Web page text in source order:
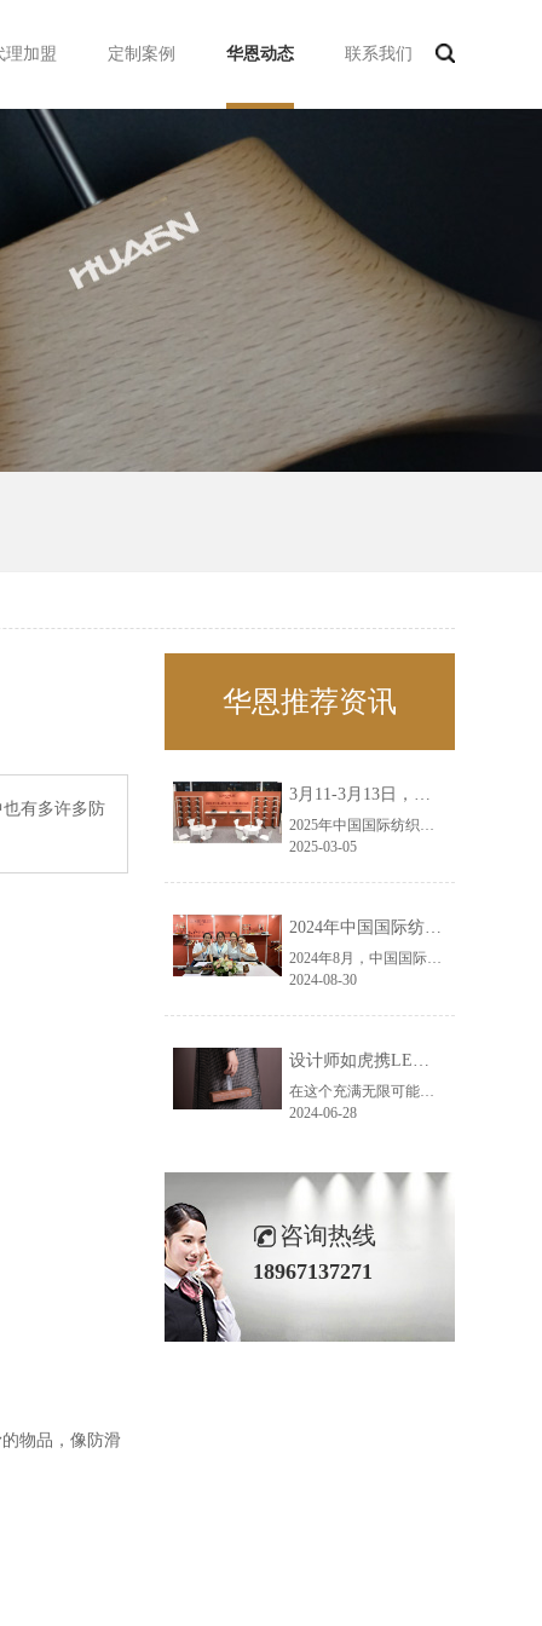
理加盟 定制案例 华恩动态 联系我们
有多许多防
物品，像防滑
华恩推荐资讯
3月11-3月13日，华恩诚邀您共赴上海面辅料春夏展——华恩
2025年中国国际纺织面料及辅料（春夏）博览会即将盛大开启！感谢您对华恩品牌的关注！3.11-3.13，杭州华恩（LEMONLEE）诚邀您共赴这场春日的宴会！
2025-03-05
2024年中国国际纺织面料及辅料（秋冬）博览会完美收官！——华恩
2024年8月，中国国际纺织面料及辅料（秋冬）博览会完美收官！作为一家拥有30年历史的专业衣架制造商，我们非常荣幸能够参与这一盛会，并在此期间与众多客户进行了广泛而深入的交流。
2024-08-30
设计师如虎携LEMONLEE红雪松礼盒荣获第六届未来·已来香港新锐当代设计奖铜奖
在这个充满无限可能的2024年夏季，LEMONLEE品牌设计师如虎以其非凡的创意与对自然的深刻理解，精心打造的红雪松木球礼盒，在“2024未来·已来——第六届香港新锐当代设计奖”中摘得铜奖。这不仅是对设计师如虎原创设计能力的嘉奖，更是对LEMONLEE品牌的高度认可。
2024-06-28
咨询热线
18967137271